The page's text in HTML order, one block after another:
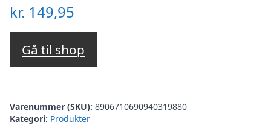
kr. 149,95
Gå til shop
Varenummer (SKU): 8906710690940319880
Kategori: Produkter